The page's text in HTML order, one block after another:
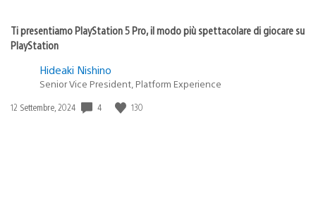
Ti presentiamo PlayStation 5 Pro, il modo più spettacolare di giocare su
PlayStation
Hideaki Nishino
Senior Vice President, Platform Experience
Data
12 Settembre, 2024 4 130